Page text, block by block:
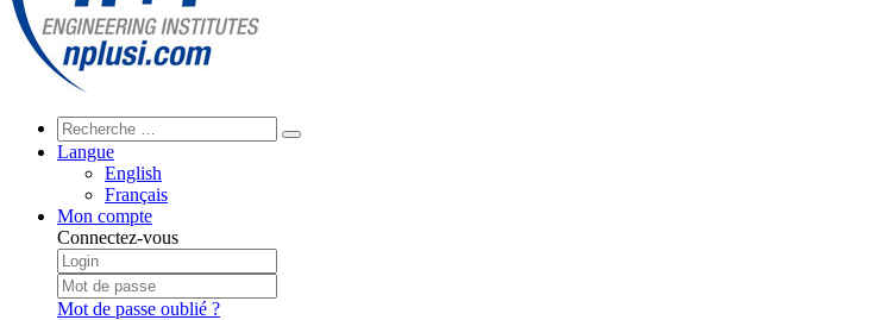
Langue
English
Français
Mon compte
Connectez-vous
Mot de passe oublié ?